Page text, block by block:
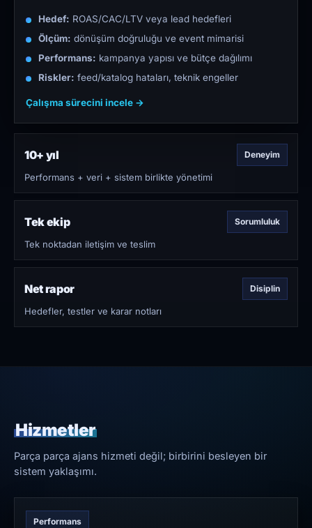
Hedef: ROAS/CAC/LTV veya lead hedefleri
Ölçüm: dönüşüm doğruluğu ve event mimarisi
Performans: kampanya yapısı ve bütçe dağılımı
Riskler: feed/katalog hataları, teknik engeller
Çalışma sürecini incele →
10+ yıl Deneyim
Performans + veri + sistem birlikte yönetimi
Tek ekip Sorumluluk
Tek noktadan iletişim ve teslim
Net rapor Disiplin
Hedefler, testler ve karar notları
Hizmetler
Parça parça ajans hizmeti değil; birbirini besleyen bir
sistem yaklaşımı.
Performans